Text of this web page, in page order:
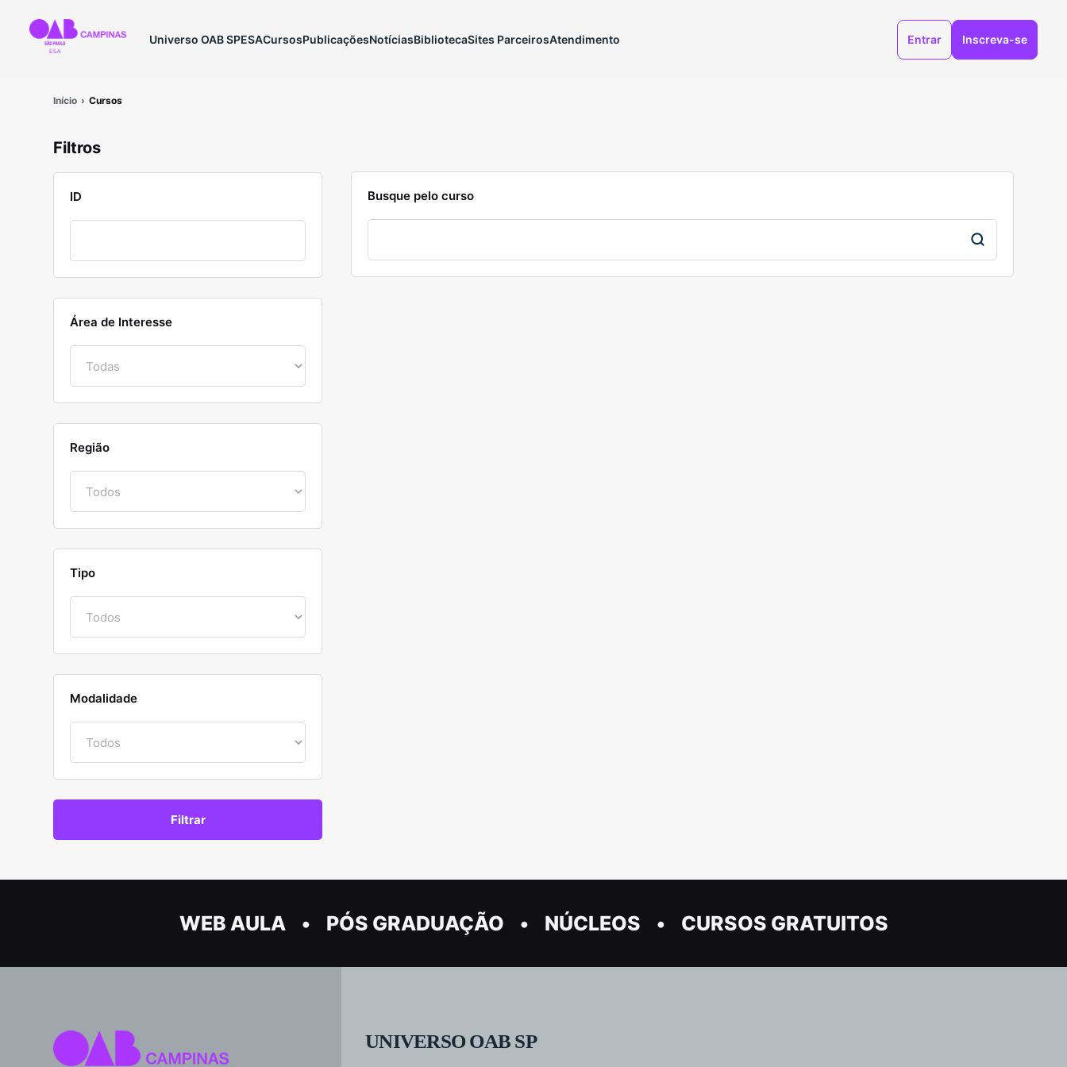
Universo OAB SPESACursosPublicaçõesNotíciasBibliotecaSites ParceirosAtendimento Entrar Inscreva-se
Início Cursos
Filtros
ID
Área de Interesse
Região
Tipo
Modalidade
Busque pelo curso
WEB AULA PÓS GRADUAÇÃO NÚCLEOS CURSOS GRATUITOS
UNIVERSO OAB SP